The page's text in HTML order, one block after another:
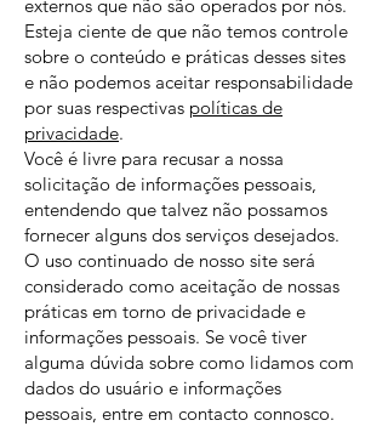
externos que não são operados por nós.
Esteja ciente de que não temos controle
sobre o conteúdo e práticas desses sites
e não podemos aceitar responsabilidade
por suas respectivas políticas de
privacidade.
Você é livre para recusar a nossa
solicitação de informações pessoais,
entendendo que talvez não possamos
fornecer alguns dos serviços desejados.
O uso continuado de nosso site será
considerado como aceitação de nossas
práticas em torno de privacidade e
informações pessoais. Se você tiver
alguma dúvida sobre como lidamos com
dados do usuário e informações
pessoais, entre em contacto connosco.